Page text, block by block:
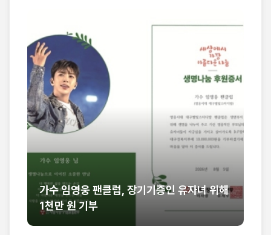
[세구본 해외 - 필리핀 최종] 뜨거운 말씀의
열풍, 필리핀을 감동으로 물들이다